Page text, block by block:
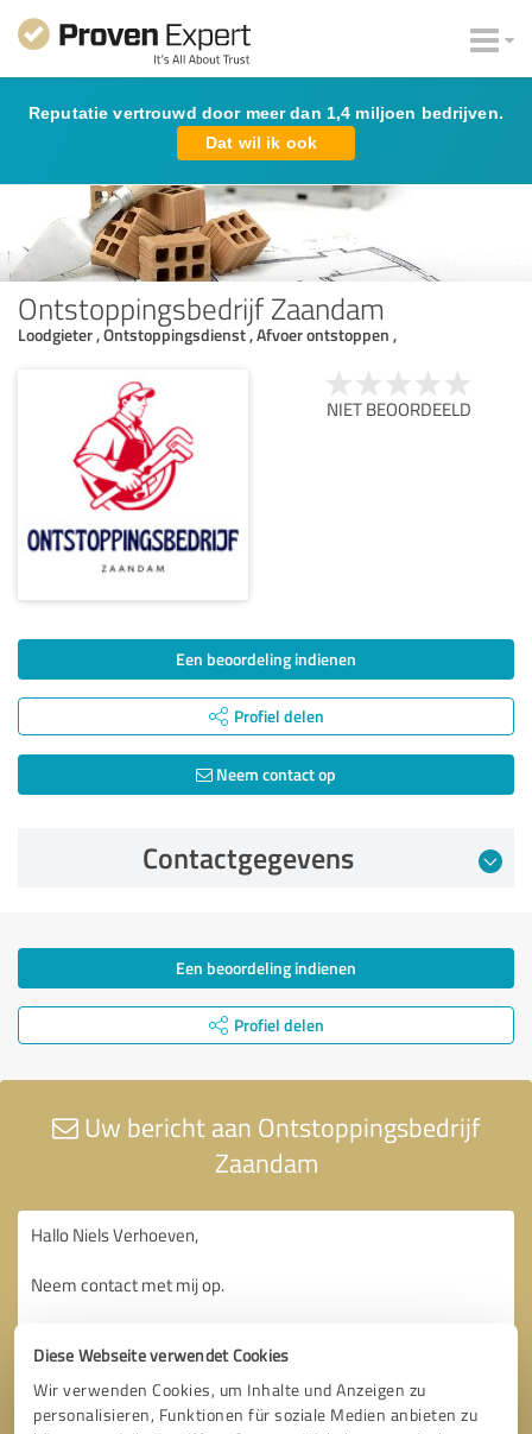
Diese Webseite verwendet Cookies
Wir verwenden Cookies, um Inhalte und Anzeigen zu
personalisieren, Funktionen für soziale Medien anbieten zu
Reputatie vertrouwd door meer dan 1,4 miljoen bedrijven.
Dat wil ik ook
Ontstoppingsbedrijf Zaandam
Loodgieter , Ontstoppingsdienst , Afvoer ontstoppen ,
NIET BEOORDEELD
Een beoordeling indienen
Profiel delen
Neem contact op
Contactgegevens
Een beoordeling indienen
Profiel delen
Uw bericht aan Ontstoppingsbedrijf
Zaandam